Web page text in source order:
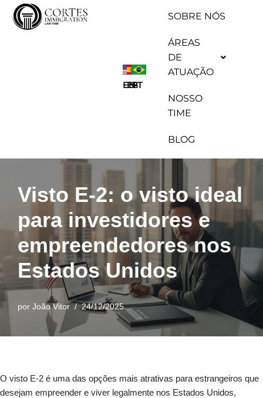
Pular
SOBRE NÓS
ÁREAS
DE
ATUAÇÃO
NOSSO
TIME
BLOG
EN
ESPT
Visto E-2: o visto ideal
para investidores e
empreendedores nos
Estados Unidos
por João Vitor 24/12/2025
O visto E-2 é uma das opções mais atrativas para estrangeiros que
desejam empreender e viver legalmente nos Estados Unidos,